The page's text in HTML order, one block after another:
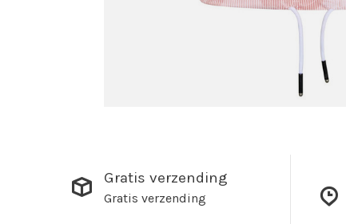
Gratis verzending
Gratis verzending